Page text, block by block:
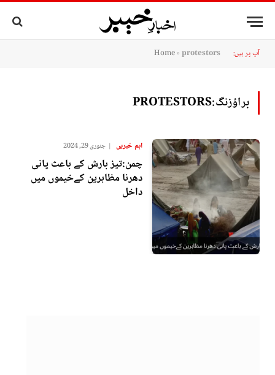
آپ پر ہیں: Home»protestors
براؤزنگ:PROTESTORS
اہم خبریں جنوری 29, 2024
چمن:تیز بارش کے باعث پانی
دھرنا مظاہرین کےخیموں میں
داخل